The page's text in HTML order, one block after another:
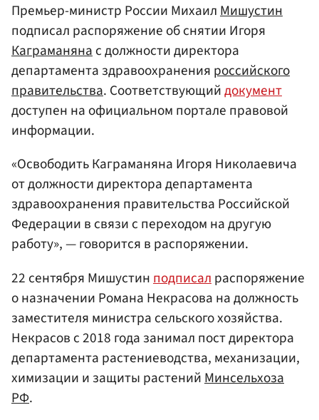
Премьер-министр России МихаилМишустин
подписал распоряжение об снятии Игоря
Каграманянас должности директора
департамента здравоохранения российского
правительства. Соответствующийдокумент
доступен на официальном портале правовой
информации.
«Освободить Каграманяна Игоря Николаевича
от должности директора департамента
здравоохранения правительства Российской
Федерации в связи с переходом на другую
работу», — говорится в распоряжении.
22 сентября Мишустин подписал распоряжение
о назначении Романа Некрасова на должность
заместителя министра сельского хозяйства.
Некрасов с 2018 года занимал пост директора
департамента растениеводства, механизации,
химизации и защиты растений Минсельхоза
РФ.